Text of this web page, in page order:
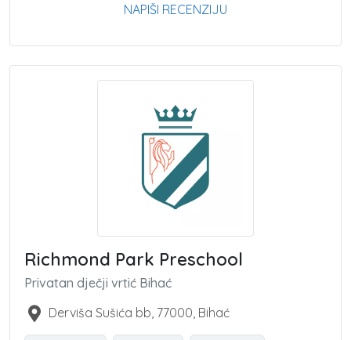
NAPIŠI RECENZIJU
Richmond Park Preschool
Privatan dječji vrtić Bihać
Derviša Sušića bb 77000 Bihać